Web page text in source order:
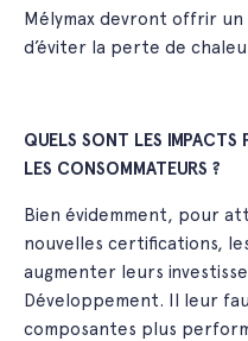
Mélymax devront offrir un
d’éviter la perte de
QUELS SONT LES IMPACTS
LES CONSOMMATEURS ?
Bien évidemment, pour
nouvelles certifications,
augmenter leurs
Développement. Il leur
composantes plus